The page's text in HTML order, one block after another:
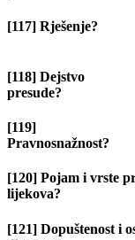
[117]
[118] Dejstvo
[119]
[120] Pojam i vrste
[121] Dopuštenost i